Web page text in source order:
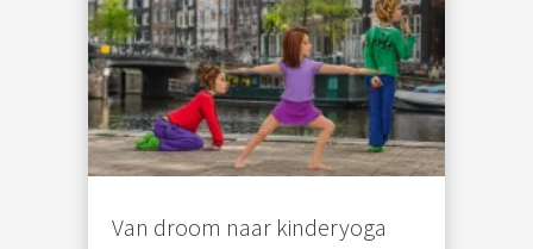
Van droom naar kinderyoga